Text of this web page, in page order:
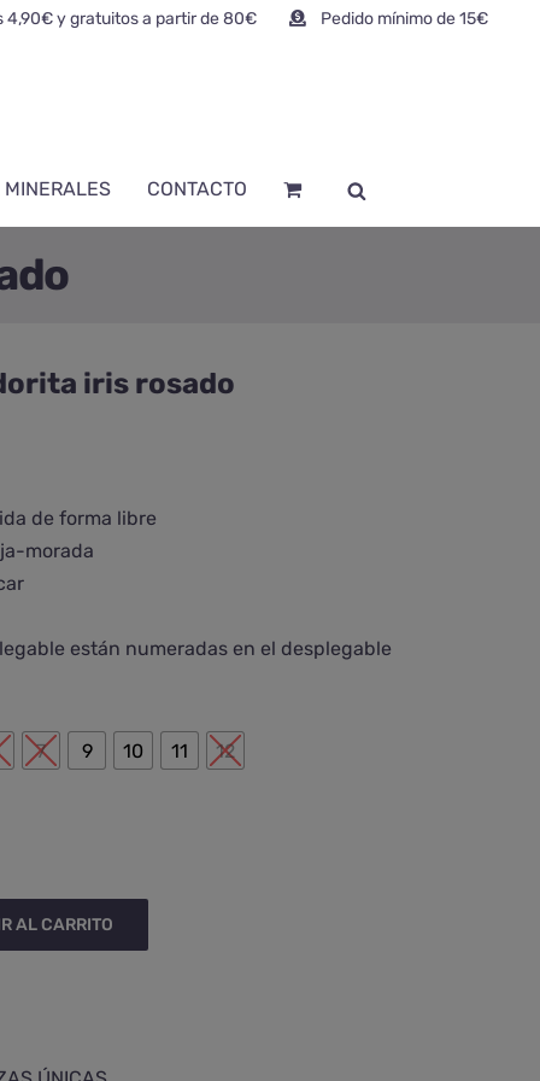
4,90€ y gratuitos a partir de 80€ Pedido mínimo de 15€
MINERALES CONTACTO
iris rosado
de forma libre
morada
están numeradas en el desplegable
7 9 10 11 12
AL CARRITO